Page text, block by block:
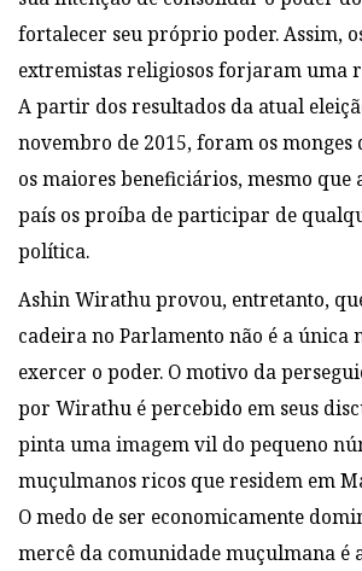
fortalecer seu próprio poder. Assim,
extremistas religiosos forjaram uma
A partir dos resultados da atual
novembro de 2015, foram os monges
os maiores beneficiários, mesmo que
país os proíba de participar de
política.
Ashin Wirathu provou, entretanto,
cadeira no Parlamento não é a única
exercer o poder. O motivo da
por Wirathu é percebido em seus
pinta uma imagem vil do pequeno
muçulmanos ricos que residem em
O medo de ser economicamente
mercê da comunidade muçulmana é